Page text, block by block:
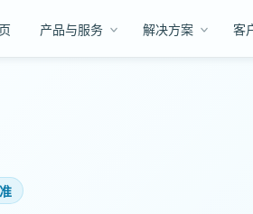
产品与服务 解决方案 客